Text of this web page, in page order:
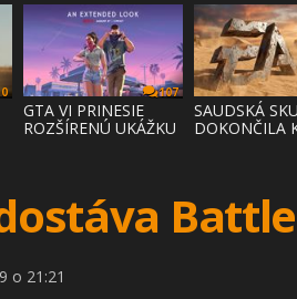
107
GTA VI PRINESIE
ROZŠÍRENÚ UKÁŽKU
SAUDSKÁ
DOKONČILA
o 21:21